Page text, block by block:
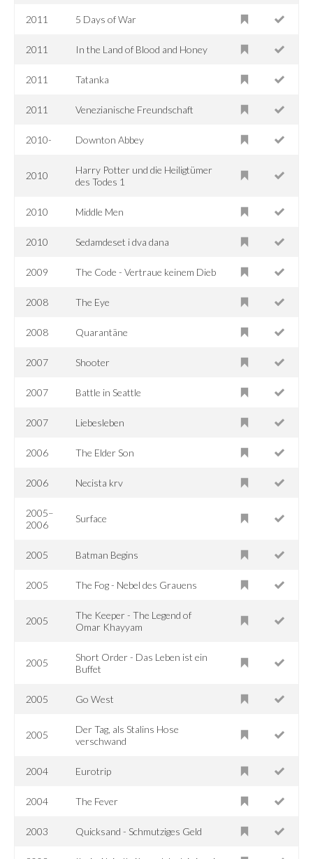
2011 5 Days of War
2011 In the Land of Blood and Honey
2011 Tatanka
2011 Venezianische Freundschaft
2010- Downton Abbey
2010
Harry Potter und die Heiligtümer
des Todes 1
2010 Middle Men
2010 Sedamdeset i dva dana
2009 The Code - Vertraue keinem Dieb
2008 The Eye
2008 Quarantäne
2007 Shooter
2007 Battle in Seattle
2007 Liebesleben
2006 The Elder Son
2006 Necista krv
2005–
2006
Surface
2005 Batman Begins
2005 The Fog - Nebel des Grauens
2005
The Keeper - The Legend of
Omar Khayyam
2005
Short Order - Das Leben ist ein
Buffet
2005 Go West
2005
Der Tag, als Stalins Hose
verschwand
2004 Eurotrip
2004 The Fever
2003 Quicksand - Schmutziges Geld